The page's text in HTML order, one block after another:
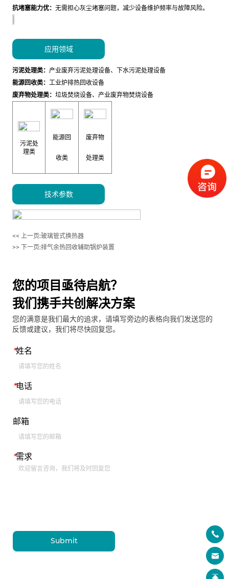
抗堵塞能力优：无需担心灰尘堵塞问题，减少设备维护频率与故障风险。
应用领域
污泥处理类： 产业废弃污泥处理设备、下水污泥处理设备
能源回收类： 工业炉排热回收设备
废弃物处理类：垃圾焚烧设备、产业废弃物焚烧设备
污泥处
理类
能源回
收类
废弃物
处理类
技术参数
<< 上一页:玻璃管式换热器
>> 下一页:排气余热回收辅助锅炉装置
您的项目亟待启航？
我们携手共创解决方案
您的满意是我们最大的追求，请填写旁边的表格向我们发送您的
反馈或建议，我们将尽快回复您。
*姓名
*电话
邮箱
*需求
Submit